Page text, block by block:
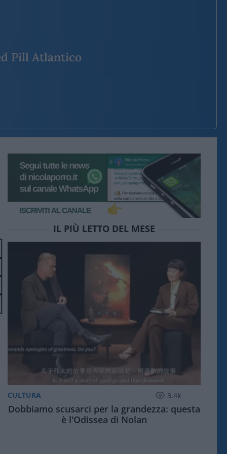
Pill Atlantico
IL PIÙ LETTO DEL MESE
CULTURA 3.4k
Dobbiamo scusarci per la grandezza: questa
è l'Odissea di Nolan